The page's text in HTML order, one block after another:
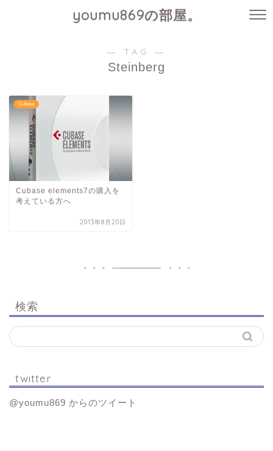
youmu869の部屋。
― TAG ―
Steinberg
Cubase
Cubase elements7の購入を
考えている方へ
2013年8月20日
検索
twitter
@youmu869 からのツイート